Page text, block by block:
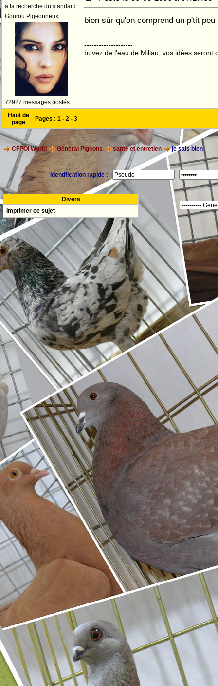
à la recherche du standard
Gourou Pigeonneux
72927 messages postés
bien sûr qu'on comprend un p'tit peu
--------------------
buvez de l'eau de Millau, vos idées seront
Haut de
page
Pages : 1 - 2 - 3
CFPOI World Général Pigeons santé et entretien je sais bien
Identification rapide :
Divers
Imprimer ce sujet